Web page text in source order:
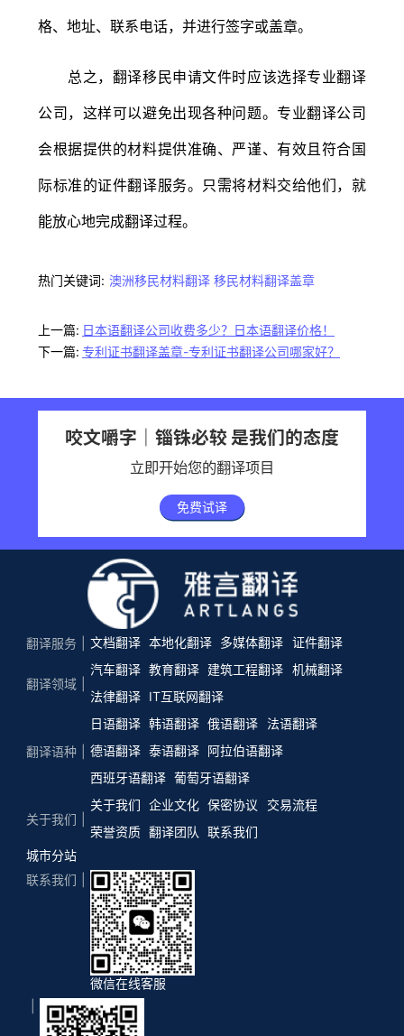
格、地址、联系电话，并进行签字或盖章。
总之，翻译移民申请文件时应该选择专业翻译
公司，这样可以避免出现各种问题。专业翻译公司
会根据提供的材料提供准确、严谨、有效且符合国
际标准的证件翻译服务。只需将材料交给他们，就
能放心地完成翻译过程。
热门关键词: 澳洲移民材料翻译 移民材料翻译盖章
上一篇: 日本语翻译公司收费多少？日本语翻译价格！
下一篇: 专利证书翻译盖章-专利证书翻译公司哪家好？
咬文嚼字｜锱铢必较 是我们的态度
立即开始您的翻译项目
免费试译
翻译服务 文档翻译 本地化翻译 多媒体翻译 证件翻译
翻译领域
汽车翻译 教育翻译 建筑工程翻译 机械翻译
法律翻译
IT互联网翻译
翻译语种
日语翻译 韩语翻译 俄语翻译
法语翻译
德语翻译 泰语翻译 阿拉伯语翻译
西班牙语翻译 葡萄牙语翻译
关于我们
关于我们 企业文化 保密协议
交易流程
荣誉资质 翻译团队
联系我们
城市分站
联系我们
微信在线客服